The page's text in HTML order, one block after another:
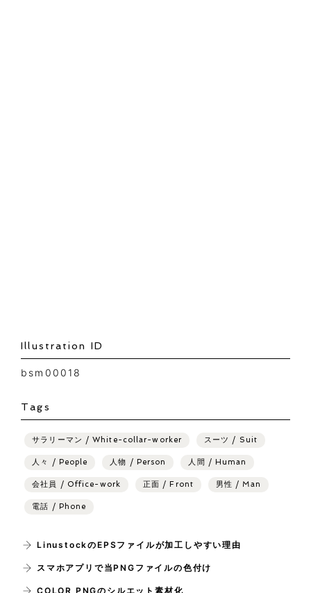
Illustration ID
bsm00018
Tags
サラリーマン / White-collar-worker スーツ / Suit
人々 / People 人物 / Person 人間 / Human
会社員 / Office-work 正面 / Front 男性 / Man
電話 / Phone
LinustockのEPSファイルが加工しやすい理由
スマホアプリで当PNGファイルの色付け
COLOR PNGのシルエット素材化